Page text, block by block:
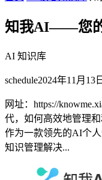
知我AI——您
AI 知识库
schedule2024年11月13日
网址：https://
代，如何高效地管理
作为一款领先的AI个
知识管理解决...